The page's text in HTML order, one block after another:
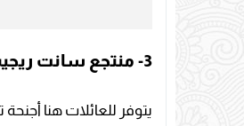
3- منتجع سانت ريجيس جزيرة السعديات، أبو ظبي
يتوفر للعائلات هنا